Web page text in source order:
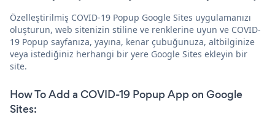
Özelleştirilmiş COVID-19 Popup Google Sites uygulamanızı
oluşturun, web sitenizin stiline ve renklerine uyun ve COVID-
19 Popup sayfanıza, yayına, kenar çubuğunuza, altbilginize
veya istediğiniz herhangi bir yere Google Sites ekleyin bir
site.
How To Add a COVID-19 Popup App on Google
Sites: